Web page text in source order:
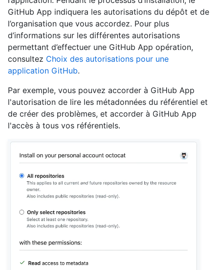
GitHub App indiquera les autorisations du dépôt et de
l’organisation que vous accordez. Pour plus
d’informations sur les différentes autorisations
permettant d’effectuer une GitHub App opération,
consultez Choix des autorisations pour une
application GitHub.
Par exemple, vous pouvez accorder à GitHub App
l'autorisation de lire les métadonnées du référentiel et
de créer des problèmes, et accorder à GitHub App
l'accès à tous vos référentiels.